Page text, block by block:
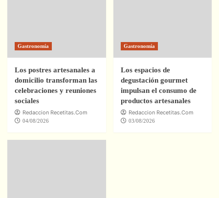
Gastronomía
Los postres artesanales a
domicilio transforman las
celebraciones y reuniones
sociales
Redaccion Recetitas.Com
04/08/2026
Gastronomía
Los espacios de
degustación gourmet
impulsan el consumo de
productos artesanales
Redaccion Recetitas.Com
03/08/2026